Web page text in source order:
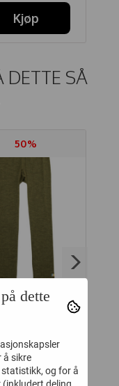
Kjøp
DETTE SÅ
50%
LEGGINGS
MELANGE
124,-
dette
å sikre
og for å